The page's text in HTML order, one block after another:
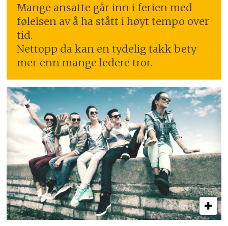
Mange ansatte går inn i ferien med
følelsen av å ha stått i høyt tempo over
tid.
Nettopp da kan en tydelig takk bety
mer enn mange ledere tror.